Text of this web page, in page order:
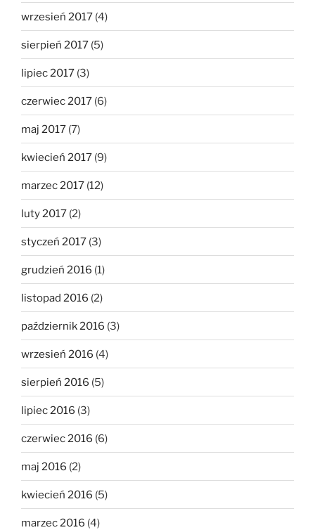
wrzesień 2017 (4)
sierpień 2017 (5)
lipiec 2017 (3)
czerwiec 2017 (6)
maj 2017 (7)
kwiecień 2017 (9)
marzec 2017 (12)
luty 2017 (2)
styczeń 2017 (3)
grudzień 2016 (1)
listopad 2016 (2)
październik 2016 (3)
wrzesień 2016 (4)
sierpień 2016 (5)
lipiec 2016 (3)
czerwiec 2016 (6)
maj 2016 (2)
kwiecień 2016 (5)
marzec 2016 (4)